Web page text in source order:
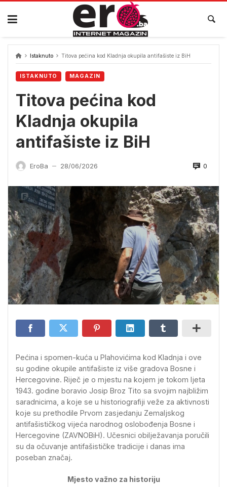
Skip
content
Istaknuto Titova pećina kod Kladnja okupila antifašiste iz BiH
ISTAKNUTO MAGAZIN
Titova pećina kod
Kladnja okupila
antifašiste iz BiH
EroBa — 28/06/2026 0
Pećina i spomen-kuća u Plahovićima kod Kladnja i ove
su godine okupile antifašiste iz više gradova Bosne i
Hercegovine. Riječ je o mjestu na kojem je tokom ljeta
1943. godine boravio Josip Broz Tito sa svojim najbližim
saradnicima, a koje se u historiografiji veže za aktivnosti
koje su prethodile Prvom zasjedanju Zemaljskog
antifašističkog vijeća narodnog oslobođenja Bosne i
Hercegovine (ZAVNOBiH). Učesnici obilježavanja poručili
su da očuvanje antifašističke tradicije i danas ima
poseban značaj.
Mjesto važno za historiju